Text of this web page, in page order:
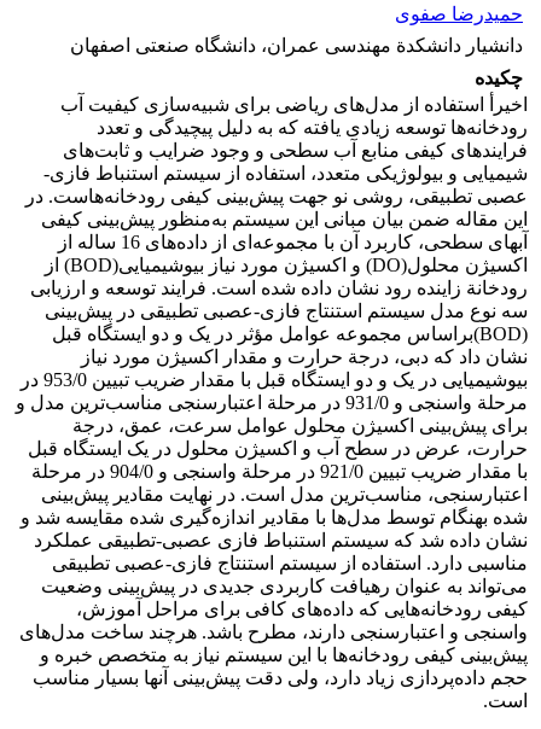
حمیدرضا صفوی
دانشیار دانشکدة مهندسی عمران، دانشگاه صنعتی اصفهان
چکیده
اخیرأ استفاده از مدل‌های ریاضی برای شبیه‌سازی کیفیت آب
رودخانه‌ها توسعه زیادی یافته که به دلیل پیچیدگی و تعدد
فرایندهای کیفی منابع آب سطحی و وجود ضرایب و ثابت‌های
شیمیایی و بیولوژیکی متعدد، استفاده از سیستم استنباط فازی-
عصبی تطبیقی، روشی نو جهت پیش‌بینی کیفی رودخانه‌هاست. در
این مقاله ضمن بیان مبانی این سیستم به‌منظور پیش‌بینی کیفی
آبهای سطحی، کاربرد آن با مجموعه‌ای از داده‌های 16 ساله از
اکسیژن محلول(DO) و اکسیژن مورد نیاز بیوشیمیایی(BOD) از
رودخانة زاینده رود نشان داده شده است. فرایند توسعه و ارزیابی
سه نوع مدل سیستم استنتاج فازی-عصبی تطبیقی در پیش‌بینی
(BOD)براساس مجموعه عوامل مؤثر در یک و دو ایستگاه قبل
نشان داد که دبی، درجة حرارت و مقدار اکسیژن مورد نیاز
بیوشیمیایی در یک و دو ایستگاه قبل با مقدار ضریب تبیین 953/0 در
مرحلة واسنجی و 931/0 در مرحلة اعتبارسنجی مناسب‌ترین مدل و
برای پیش‌بینی اکسیژن محلول عوامل سرعت، عمق، درجة
حرارت، عرض در سطح آب و اکسیژن محلول در یک ایستگاه قبل
با مقدار ضریب تبیین 921/0 در مرحلة واسنجی و 904/0 در مرحلة
اعتبارسنجی، مناسب‌ترین مدل است. در نهایت مقادیر پیش‌بینی
شده بهنگام توسط مدل‌ها با مقادیر اندازه‌گیری شده مقایسه شد و
نشان داده شد که سیستم استنباط فازی عصبی-تطبیقی عملکرد
مناسبی دارد. استفاده از سیستم استنتاج فازی-عصبی تطبیقی
می‌تواند به عنوان رهیافت کاربردی جدیدی در پیش‌بینی وضعیت
کیفی رودخانه‌هایی که داده‌های کافی برای مراحل آموزش،
واسنجی و اعتبارسنجی دارند، مطرح باشد. هرچند ساخت مدل‌های
پیش‌بینی کیفی رودخانه‌ها با این سیستم نیاز به متخصص خبره و
حجم داده‌پردازی زیاد دارد، ولی دقت پیش‌بینی آنها بسیار مناسب
است.